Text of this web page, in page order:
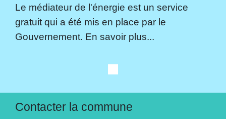
Le médiateur de l'énergie est un service
gratuit qui a été mis en place par le
Gouvernement. En savoir plus...
Contacter la commune